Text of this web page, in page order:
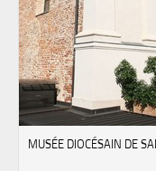
MUSÉE DIOCÉSAIN DE